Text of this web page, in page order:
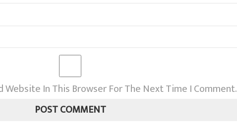
Website In This Browser For The Next Time I Comment.